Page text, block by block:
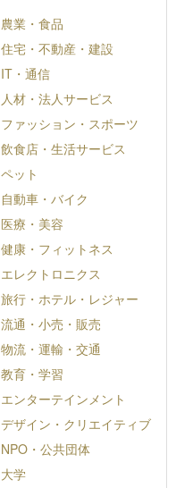
農業・食品
住宅・不動産・建設
IT・通信
人材・法人サービス
ファッション・スポーツ
飲食店・生活サービス
ペット
自動車・バイク
医療・美容
健康・フィットネス
エレクトロニクス
旅行・ホテル・レジャー
流通・小売・販売
物流・運輸・交通
教育・学習
エンターテインメント
デザイン・クリエイティブ
NPO・公共団体
大学